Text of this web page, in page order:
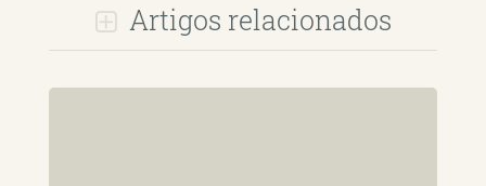
Artigos relacionados